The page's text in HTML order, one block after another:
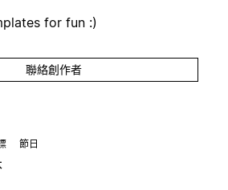
for fun :)
聯絡創作者
節日